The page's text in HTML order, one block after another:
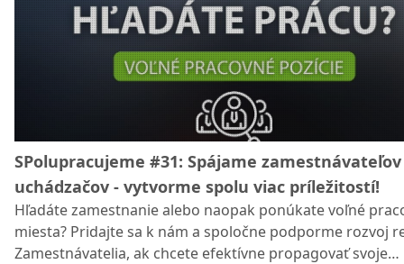
záujemcov o prácu. Poďme na to spoločne!
SPolupracujeme #31: Spájame
uchádzačov - vytvorme spolu viac príležitostí!
Hľadáte zamestnanie alebo naopak ponúkate voľné
miesta? Pridajte sa k nám a spoločne podporme rozvoj
Zamestnávatelia, ak chcete efektívne propagovať svoje